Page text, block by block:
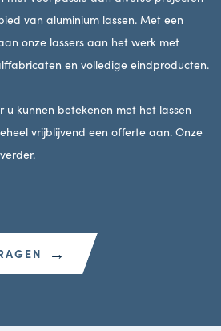
van aluminium lassen. Met een
onze lassers aan het werk met
en volledige eindproducten.
kunnen betekenen met het lassen
vrijblijvend een offerte aan. Onze
→